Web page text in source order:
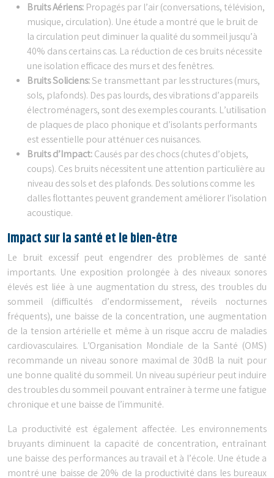
Bruits Aériens: Propagés par l’air (conversations, télévision,
musique, circulation). Une étude a montré que le bruit de
la circulation peut diminuer la qualité du sommeil jusqu’à
40% dans certains cas. La réduction de ces bruits nécessite
une isolation efficace des murs et des fenêtres.
Bruits Soliciens:Se transmettant par les structures (murs,
sols, plafonds). Des pas lourds, des vibrations d’appareils
électroménagers, sont des exemples courants. L’utilisation
de plaques de placo phonique et d’isolants performants
est essentielle pour atténuer ces nuisances.
Bruits d’Impact:Causés par des chocs (chutes d’objets,
coups). Ces bruits nécessitent une attention particulière au
niveau des sols et des plafonds. Des solutions comme les
dalles flottantes peuvent grandement améliorer l’isolation
acoustique.
Impact sur la santé et le bien-être
Le bruit excessif peut engendrer des problèmes de santé
importants. Une exposition prolongée à des niveaux sonores
élevés est liée à une augmentation du stress, des troubles du
sommeil (difficultés d’endormissement, réveils nocturnes
fréquents), une baisse de la concentration, une augmentation
de la tension artérielle et même à un risque accru de maladies
cardiovasculaires. L’Organisation Mondiale de la Santé (OMS)
recommande un niveau sonore maximal de 30dB la nuit pour
une bonne qualité du sommeil. Un niveau supérieur peut induire
des troubles du sommeil pouvant entraîner à terme une fatigue
chronique et une baisse de l’immunité.
La productivité est également affectée. Les environnements
bruyants diminuent la capacité de concentration, entraînant
une baisse des performances au travail et à l’école. Une étude a
montré une baisse de 20% de la productivité dans les bureaux